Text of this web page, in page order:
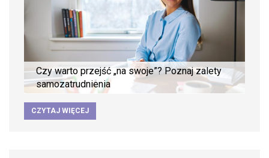
Czy warto przejść „na swoje”? Poznaj zalety
samozatrudnienia
CZYTAJ WIĘCEJ